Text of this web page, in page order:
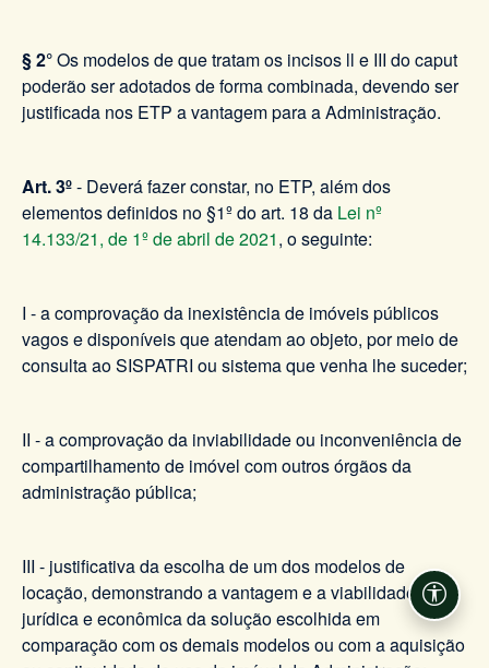
§ 2°Os modelos de que tratam os incisos ll e III do caput
poderão ser adotados de forma combinada, devendo ser
justificada nos ETP a vantagem para a Administração.
Art. 3º- Deverá fazer constar, no ETP, além dos
elementos definidos no §1º do art. 18 da Lei nº
14.133/21, de 1º de abril de 2021, o seguinte:
I - a comprovação da inexistência de imóveis públicos
vagos e disponíveis que atendam ao objeto, por meio de
consulta ao SISPATRI ou sistema que venha lhe suceder;
II - a comprovação da inviabilidade ou inconveniência de
compartilhamento de imóvel com outros órgãos da
administração pública;
III - justificativa da escolha de um dos modelos de
locação, demonstrando a vantagem e a viabilidade
jurídica e econômica da solução escolhida em
comparação com os demais modelos ou com a aquisição